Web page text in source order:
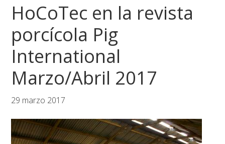
HoCoTec en la revista
porcícola Pig
International
Marzo/Abril 2017
29 marzo 2017